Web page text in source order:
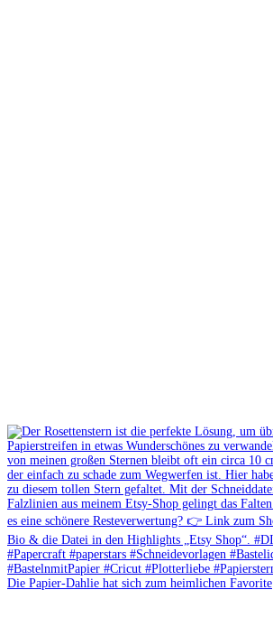
Die Papier-Dahlie hat sich zum heimlichen Favorite